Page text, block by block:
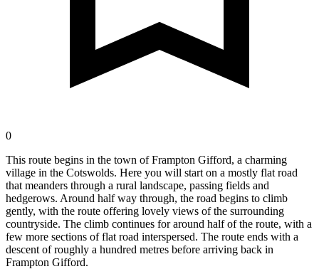
0
This route begins in the town of Frampton Gifford, a charming
village in the Cotswolds. Here you will start on a mostly flat road
that meanders through a rural landscape, passing fields and
hedgerows. Around half way through, the road begins to climb
gently, with the route offering lovely views of the surrounding
countryside. The climb continues for around half of the route, with a
few more sections of flat road interspersed. The route ends with a
descent of roughly a hundred metres before arriving back in
Frampton Gifford.